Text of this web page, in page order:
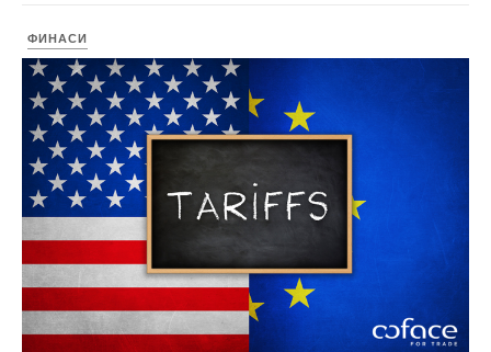
ФИНАСИ